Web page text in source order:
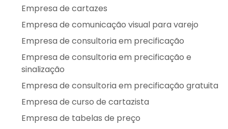
Empresa de cartazes
Empresa de comunicação visual para varejo
Empresa de consultoria em precificação
Empresa de consultoria em precificação e
sinalização
Empresa de consultoria em precificação gratuita
Empresa de curso de cartazista
Empresa de tabelas de preço